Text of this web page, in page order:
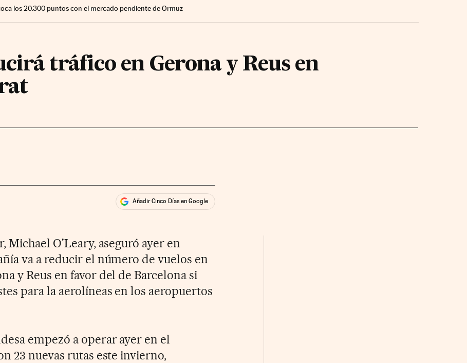
los 20.300 puntos con el mercado pendiente de Ormuz
tráfico en Gerona y Reus en
Añadir Cinco Días en Google
Michael O'Leary, aseguró ayer en
va a reducir el número de vuelos en
y Reus en favor del de Barcelona si
para la aerolíneas en los aeropuertos
empezó a operar ayer en el
23 nuevas rutas este invierno,